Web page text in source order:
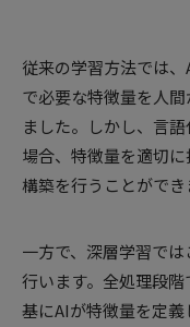
従来の学習方法では
で必要な特徴量を人
ました。しかし、言
場合、特徴量を適切
構築を行うことができ
一方で、深層学習で
行います。全処理段
基にAIが特徴量を定